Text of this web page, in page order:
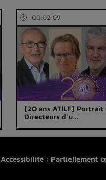
00:02:09
[20 ans ATILF] Portrait
Directeurs d'u…
Accessibilité : Partiellement